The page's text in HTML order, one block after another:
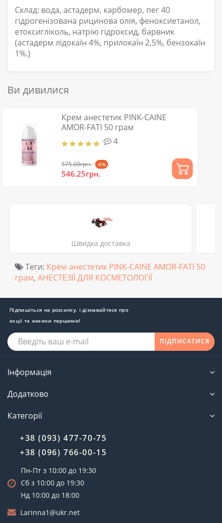
Склад: вода, астадерм, карбомер, пег 40
гідрогенізована рицинова олія, феноксиетанол,
етоксигліколь, натрію гідроксид, барвник
(астадерм лідокаїн 4%, прилокаїн 2,5%, бензокаїн
1%.)
Ви дивилися
Крем анестетик PINK-CAINE
AMOR-FATI 50 грам
4
575.00грн. -5%
546.25грн.
Швидка доставка
Теги: Крем анестетик PINK-CAINE AMOR-FATI 50
грам, АНЕСТЕЗІЇ ДЛЯ КОСМЕТОЛОГІЇ
Підпишіться на розсилку, і дізнавайтеся про
акції та знижки першими!
ПІДПИСАТИСЯ
Інформація
Додатково
Категорії
+38 (093) 477-70-75
+38 (096) 766-00-15
Пн-Пт з 10:00 до 19:30
Сб з 10:00 до 19:30
Нд 10:00 до 18:00
Larinna1@ukr.net